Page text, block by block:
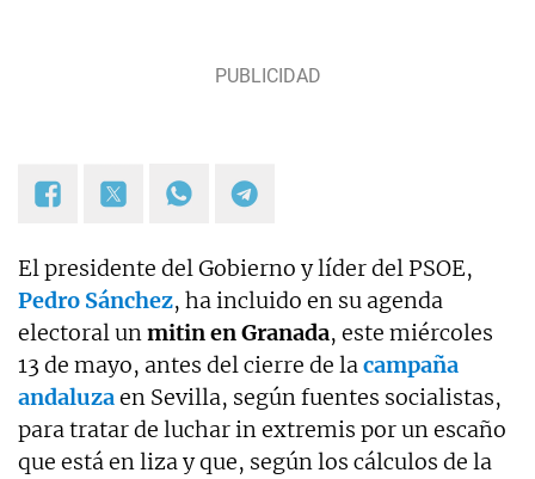
El presidente del Gobierno y líder del PSOE,
Pedro Sánchez, ha incluido en su agenda
electoral unmitin en Granada, este miércoles
13 de mayo, antes del cierre de lacampaña
andaluzaen Sevilla, según fuentes socialistas,
para tratar de luchar in extremis por un escaño
que está en liza y que, según los cálculos de la